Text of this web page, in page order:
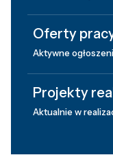
Oferty
Aktywne
Projekty
Aktualnie w